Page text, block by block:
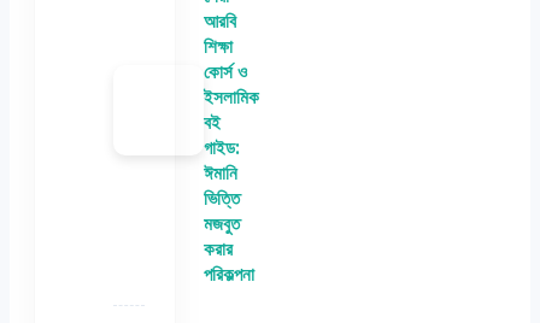
আরবি
শিক্ষা
কোর্স ও
ইসলামিক
বই
গাইড:
ঈমানি
ভিত্তি
মজবুত
করার
পরিকল্পনা